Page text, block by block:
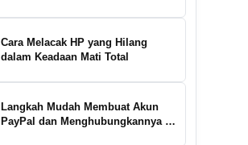
Cara Melacak HP yang Hilang
dalam Keadaan Mati Total
Langkah Mudah Membuat Akun
PayPal dan Menghubungkannya ke